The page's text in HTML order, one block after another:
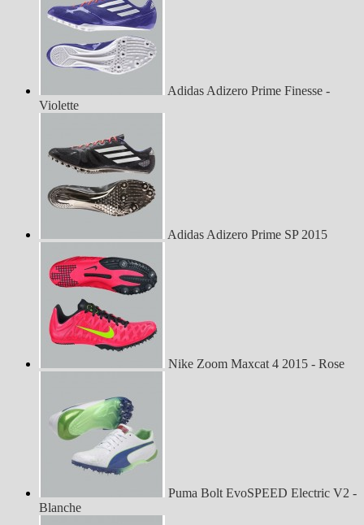
Adidas Adizero Prime Finesse -
Violette
Adidas Adizero Prime SP 2015
Nike Zoom Maxcat 4 2015 - Rose
Puma Bolt EvoSPEED Electric V2 -
Blanche